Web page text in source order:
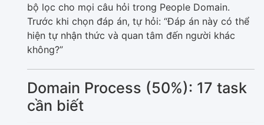
bộ lọc cho mọi câu hỏi trong People Domain.
Trước khi chọn đáp án, tự hỏi: “Đáp án này có thể
hiện tự nhận thức và quan tâm đến người khác
không?”
Domain Process (50%): 17 task
cần biết